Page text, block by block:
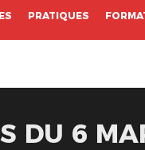
PRATIQUES
DU 6